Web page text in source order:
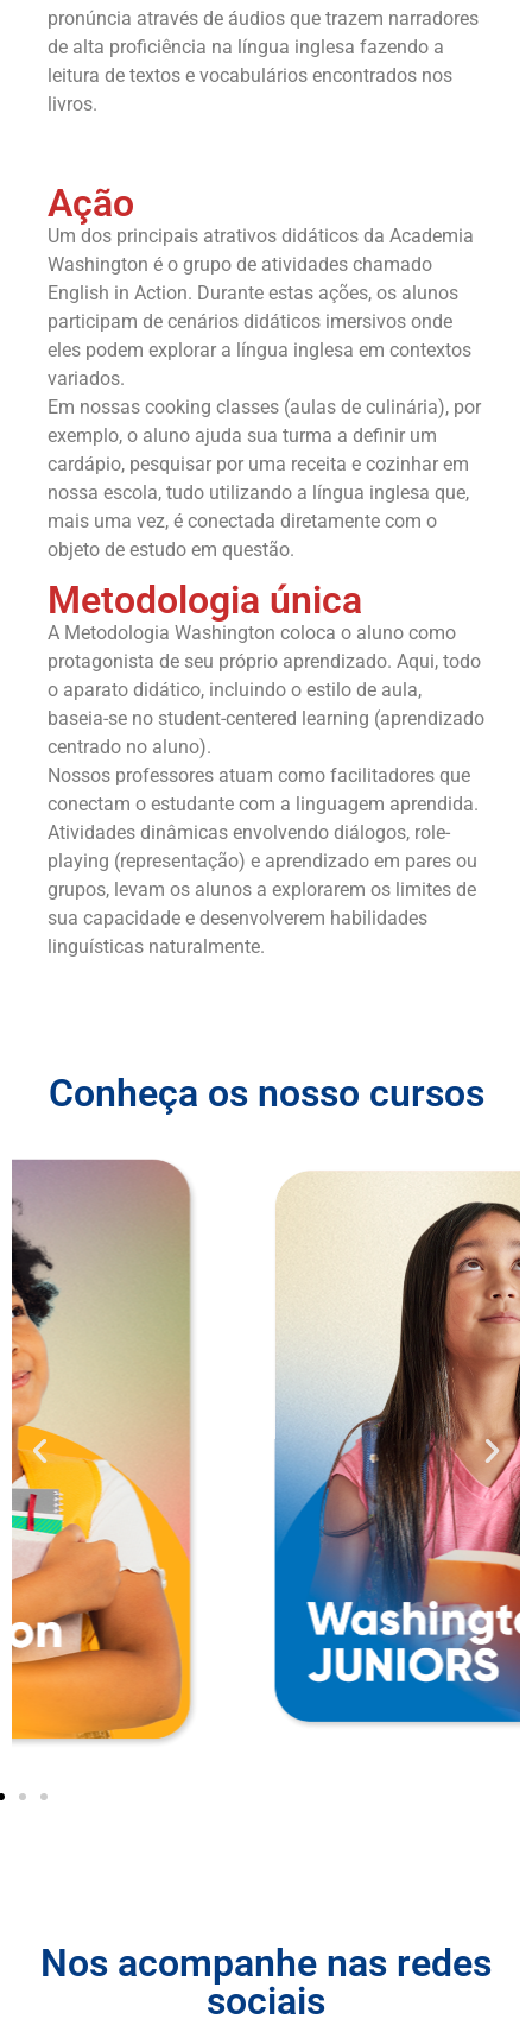
pronúncia através de áudios que trazem narradores
de alta proficiência na língua inglesa fazendo a
leitura de textos e vocabulários encontrados nos
livros.
Ação
Um dos principais atrativos didáticos da Academia
Washington é o grupo de atividades chamado
English in Action. Durante estas ações, os alunos
participam de cenários didáticos imersivos onde
eles podem explorar a língua inglesa em contextos
variados.
Em nossas cooking classes (aulas de culinária), por
exemplo, o aluno ajuda sua turma a definir um
cardápio, pesquisar por uma receita e cozinhar em
nossa escola, tudo utilizando a língua inglesa que,
mais uma vez, é conectada diretamente com o
objeto de estudo em questão.
Metodologia única
A Metodologia Washington coloca o aluno como
protagonista de seu próprio aprendizado. Aqui, todo
o aparato didático, incluindo o estilo de aula,
baseia-se no student-centered learning (aprendizado
centrado no aluno).
Nossos professores atuam como facilitadores que
conectam o estudante com a linguagem aprendida.
Atividades dinâmicas envolvendo diálogos, role-
playing (representação) e aprendizado em pares ou
grupos, levam os alunos a explorarem os limites de
sua capacidade e desenvolverem habilidades
linguísticas naturalmente.
Conheça os nosso cursos
Nos acompanhe nas redes
sociais